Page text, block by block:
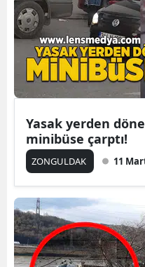
Yasak yerden
minibüse çarptı!
ZONGULDAK 11